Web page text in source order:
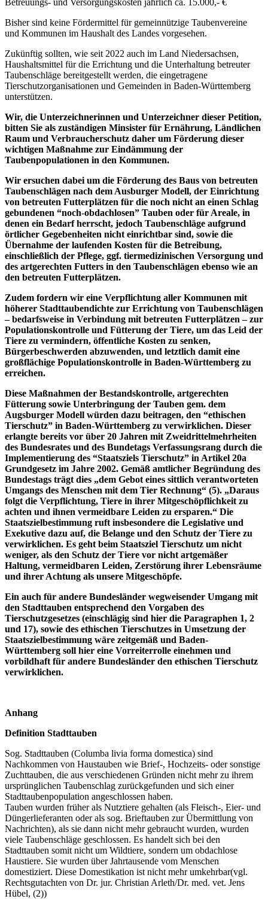
Betreuungs- und Versorgungskosten jährlich ca. 15.000,- €
Bisher sind keine Fördermittel für gemeinnützige Taubenvereine
und Kommunen im Haushalt des Landes vorgesehen.
Zukünftig sollten, wie seit 2022 auch im Land Niedersachsen,
Haushaltsmittel für die Errichtung und die Unterhaltung betreuter
Taubenschläge bereitgestellt werden, die eingetragene
Tierschutzorganisationen und Gemeinden in Baden-Württemberg
unterstützen.
Wir, die Unterzeichnerinnen und Unterzeichner dieser Petition,
bitten Sie als zuständigen Minsister für Ernährung, Ländlichen
Raum und Verbraucherschutz daher um Förderung dieser
wichtigen Maßnahme zur Eindämmung der
Taubenpopulationen in den Kommunen.
Wir ersuchen dabei um die Förderung des Baus von betreuten
Taubenschlägen nach dem Ausburger Modell, der Einrichtung
von betreuten Futterplätzen für die noch nicht an einen Schlag
gebundenen “noch-obdachlosen” Tauben oder für Areale, in
denen ein Bedarf herrscht, jedoch Taubenschläge aufgrund
örtlicher Gegebenheiten nicht einrichtbar sind, sowie die
Übernahme der laufenden Kosten für die Betreibung,
einschließlich der Pflege, ggf. tiermedizinischen Versorgung und
des artgerechten Futters in den Taubenschlägen ebenso wie an
den betreuten Futterplätzen.
Zudem fordern wir eine Verpflichtung aller Kommunen mit
höherer Stadttaubendichte zur Errichtung von Taubenschlägen
– bedarfsweise in Verbindung mit betreuten Futterplätzen – zur
Populationskontrolle und Fütterung der Tiere, um das Leid der
Tiere zu vermindern, öffentliche Kosten zu senken,
Bürgerbeschwerden abzuwenden, und letztlich damit eine
großflächige Populationskontrolle in Baden-Württemberg zu
erreichen.
Diese Maßnahmen der Bestandskontrolle, artgerechten
Fütterung sowie Unterbringung der Tauben gem. dem
Augsburger Modell würden dazu beitragen, den “ethischen
Tierschutz” in Baden-Württemberg zu verwirklichen. Dieser
erlangte bereits vor über 20 Jahren mit Zweidrittelmehrheiten
des Bundesrates und des Bundetags Verfassungsrang durch die
Implementierung des “Staatsziels Tierschutz” in Artikel 20a
Grundgesetz im Jahre 2002. Gemäß amtlicher Begründung des
Bundestags trägt dies „dem Gebot eines sittlich verantworteten
Umgangs des Menschen mit dem Tier Rechnung“ (5). „Daraus
folgt die Verpflichtung, Tiere in ihrer Mitgeschöpflichkeit zu
achten und ihnen vermeidbare Leiden zu ersparen.“ Die
Staatszielbestimmung ruft insbesondere die Legislative und
Exekutive dazu auf, die Belange und den Schutz der Tiere zu
verwirklichen. Es geht beim Staatsziel Tierschutz um nicht
weniger, als den Schutz der Tiere vor nicht artgemäßer
Haltung, vermeidbaren Leiden, Zerstörung ihrer Lebensräume
und ihrer Achtung als unsere Mitgeschöpfe.
Ein auch für andere Bundesländer wegweisender Umgang mit
den Stadttauben entsprechend den Vorgaben des
Tierschutzgesetzes (einschlägig sind hier die Paragraphen 1, 2
und 17), sowie des ethischen Tierschutzes in Umsetzung der
Staatszielbestimmung wäre zeitgemäß und Baden-
Württemberg soll hier eine Vorreiterrolle einehmen und
vorbildhaft für andere Bundesländer den ethischen Tierschutz
verwirklichen.
Anhang
Definition Stadttauben
Sog. Stadttauben (Columba livia forma domestica) sind
Nachkommen von Haustauben wie Brief-, Hochzeits- oder sonstige
Zuchttauben, die aus verschiedenen Gründen nicht mehr zu ihrem
ursprünglichen Taubenschlag zurückgefunden und sich einer
Stadttaubenpopulation angeschlossen haben.
Tauben wurden früher als Nutztiere gehalten (als Fleisch-, Eier- und
Düngerlieferanten oder als sog. Brieftauben zur Übermittlung von
Nachrichten), als sie dann nicht mehr gebraucht wurden, wurden
viele Taubenschläge geschlossen. Es handelt sich bei den
Stadttauben somit nicht um Wildtiere, sondern um obdachlose
Haustiere. Sie wurden über Jahrtausende vom Menschen
domestiziert. Diese Domestikation ist nicht mehr umkehrbar(vgl.
Rechtsgutachten von Dr. jur. Christian Arleth/Dr. med. vet. Jens
Hübel, (2))